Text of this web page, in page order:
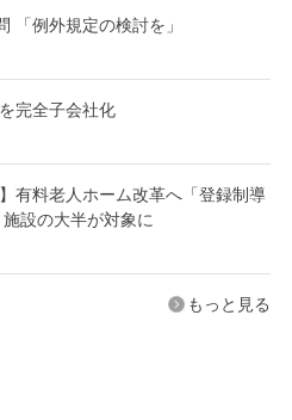
「例外規定の検討を」
完全子会社化
有料老人ホーム改革へ「登録制導
設の大半が対象に
もっと見る